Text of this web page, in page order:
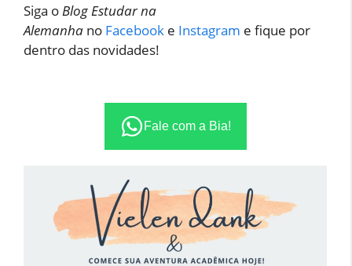
Siga oBlog Estudar na
Alemanha no Facebook e Instagram e fique por
dentro das novidades!
Fale com a Bia!